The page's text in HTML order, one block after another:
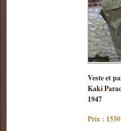
Veste et
Kaki
1947
Prix :